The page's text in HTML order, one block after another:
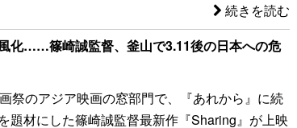
続きを読む
化……篠崎誠監督、釜山で3.11後の日本への危
祭のアジア映画の窓部門で、『あれから』に続
題材にした篠崎誠監督最新作『Sharing』が上映